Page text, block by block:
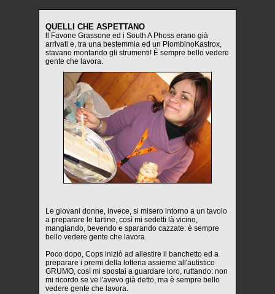
QUELLI CHE ASPETTANO
ll Favone Grassone ed i South A Phoss erano già
arrivati e, tra una bestemmia ed un PiombinoKastrox,
stavano montando gli strumenti! È sempre bello vedere
gente che lavora.
Le giovani donne, invece, si misero intorno a un tavolo
a preparare le tartine, così mi sedetti là vicino,
mangiando, bevendo e sparando cazzate: è sempre
bello vedere gente che lavora.
Poco dopo, Cops iniziò ad allestire il banchetto ed a
preparare i premi della lotteria assieme all'autistico
GRUMO, così mi spostai a guardare loro, ruttando: non
mi ricordo se ve l'avevo già detto, ma è sempre bello
vedere gente che lavora.